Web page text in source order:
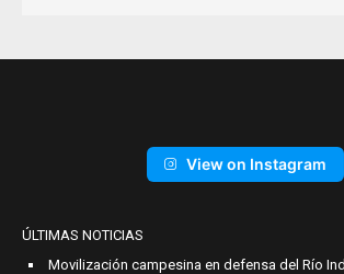
View on Instagram
ÚLTIMAS NOTICIAS
Movilización campesina en defensa del Río